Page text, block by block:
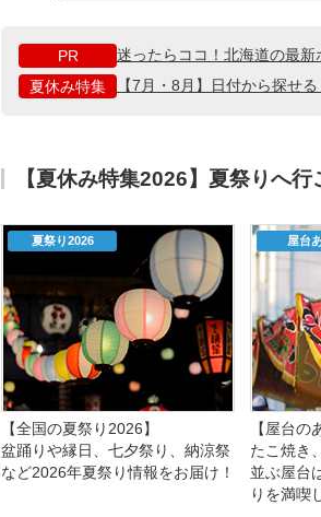
PR
迷ったらココ！北海道の最
夏休み特集
【7月・8月】日付から探せ
【夏休み特集2026】夏祭りへ
夏祭り2026
【全国の夏祭り2026】
盆踊りや縁日、七夕祭り、納涼祭
など2026年夏祭り情報をお届け！
屋台
【屋台
たこ焼き
並ぶ屋台
りを満喫